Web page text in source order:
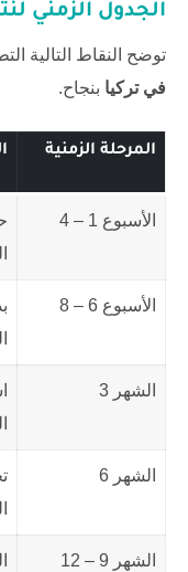
الجدول الزمني
توضح النقاط التالية
في تركيا بنجاح.
المرحلة الزمنية
الأسبوع 1 – 4
الأسبوع 6 – 8
الشهر 3
الشهر 6
الشهر 9 – 12